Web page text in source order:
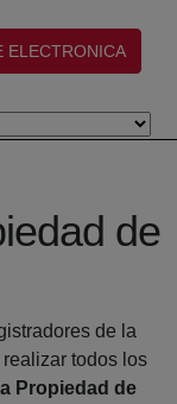
en nueva ventana)
ELECTRONICA
de
de la
todos los
Propiedad de